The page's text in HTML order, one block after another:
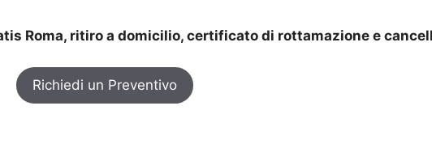
Roma, ritiro a domicilio, certificato di rottamazione e
Richiedi un Preventivo